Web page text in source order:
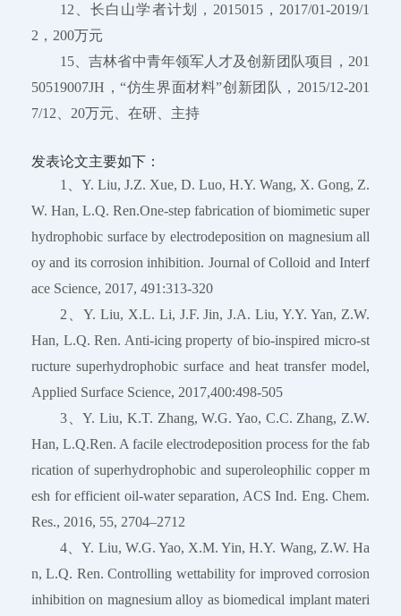
12、长白山学者计划，2015015，2017/01-2019/1
2，200万元
15、吉林省中青年领军人才及创新团队项目，201
50519007JH，“仿生界面材料”创新团队，2015/12-201
7/12、20万元、在研、主持
发表论文主要如下：
1、Y. Liu, J.Z. Xue, D. Luo, H.Y. Wang, X. Gong, Z.
W. Han, L.Q. Ren.One-step fabrication of biomimetic super
hydrophobic surface by electrodeposition on magnesium all
oy and its corrosion inhibition. Journal of Colloid and Interf
ace Science, 2017, 491:313-320
2、Y. Liu, X.L. Li, J.F. Jin, J.A. Liu, Y.Y. Yan, Z.W.
Han, L.Q. Ren. Anti-icing property of bio-inspired micro-st
ructure superhydrophobic surface and heat transfer model,
Applied Surface Science, 2017,400:498-505
3、Y. Liu, K.T. Zhang, W.G. Yao, C.C. Zhang, Z.W.
Han, L.Q.Ren. A facile electrodeposition process for the fab
rication of superhydrophobic and superoleophilic copper m
esh for efficient oil-water separation, ACS Ind. Eng. Chem.
Res., 2016, 55, 2704–2712
4、Y. Liu, W.G. Yao, X.M. Yin, H.Y. Wang, Z.W. Ha
n, L.Q. Ren. Controlling wettability for improved corrosion
inhibition on magnesium alloy as biomedical implant materi